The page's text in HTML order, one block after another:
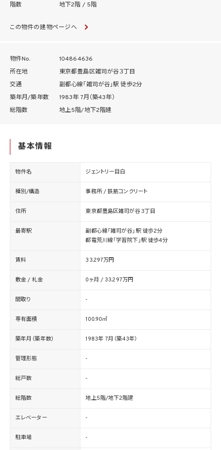
階数
地下2階 / 5階
この物件の建物ページへ
物件No.
104864636
所在地
東京都豊島区雑司が谷３丁目
交通
副都心線「雑司が谷」駅 徒歩2分
築年月/築年数
1983年 7月（築43年）
総階数
地上5階/地下2階建
基本情報
物件名 ジェントリー目白
種別/構造 事務所 / 鉄筋コンクリート
住所 東京都豊島区雑司が谷３丁目
最寄駅
副都心線「雑司が谷」駅 徒歩2分
都電荒川線「学習院下」駅 徒歩4分
賃料 33.297万円
敷金 / 礼金 0ヶ月 / 33.297万円
間取り -
専有面積 100.90㎡
築年月（築年数） 1983年 7月（築43年）
管理形態 -
総戸数 -
総階数 地上5階/地下2階建
エレベーター -
駐車場 -